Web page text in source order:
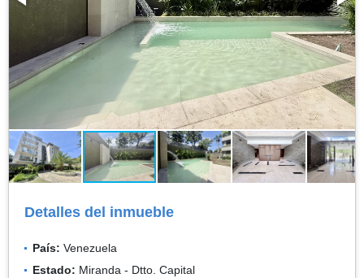
Detalles del inmueble
País: Venezuela
Estado: Miranda - Dtto. Capital